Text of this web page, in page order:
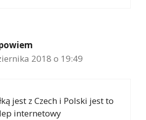
2018 o 19:49
jest z Czech i Polski jest to
internetowy